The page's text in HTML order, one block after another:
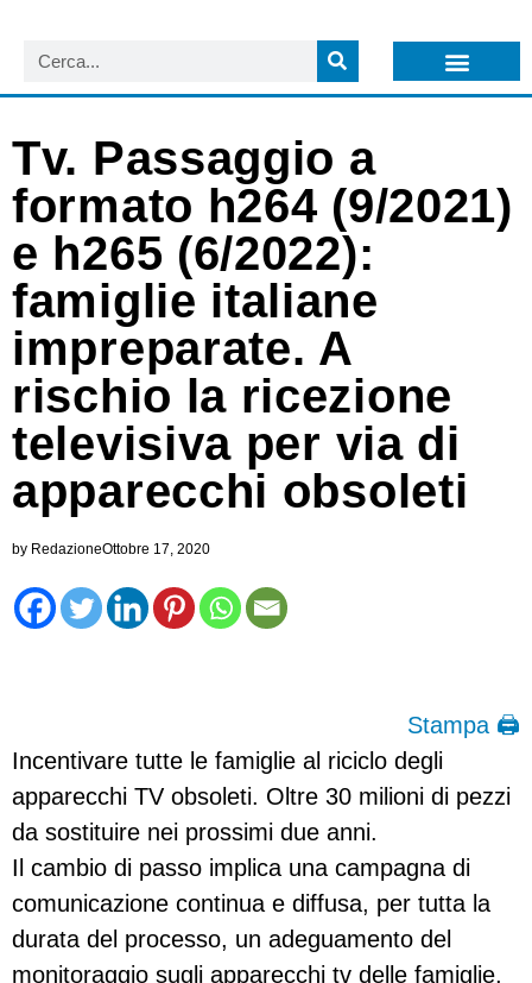
Tv. Passaggio a
formato h264 (9/2021)
e h265 (6/2022):
famiglie italiane
impreparate. A
rischio la ricezione
televisiva per via di
apparecchi obsoleti
by RedazioneOttobre 17, 2020
Stampa 🖨
Incentivare tutte le famiglie al riciclo degli
apparecchi TV obsoleti. Oltre 30 milioni di pezzi
da sostituire nei prossimi due anni.
Il cambio di passo implica una campagna di
comunicazione continua e diffusa, per tutta la
durata del processo, un adeguamento del
monitoraggio sugli apparecchi tv delle famiglie,